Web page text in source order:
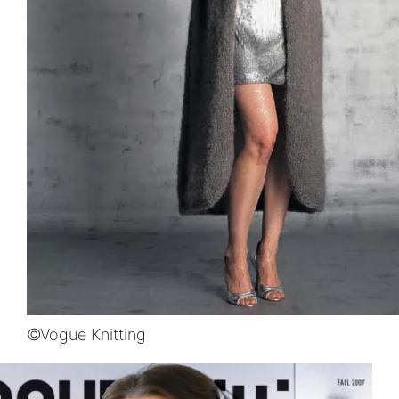
©Vogue Knitting